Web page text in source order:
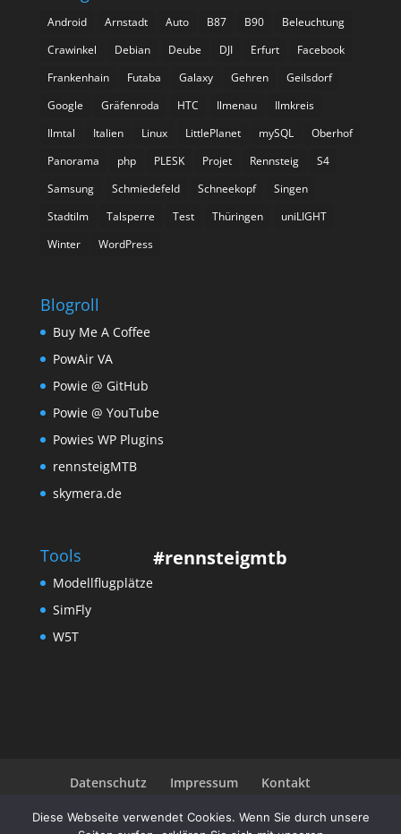
Android Arnstadt Auto B87 B90
Beleuchtung
Crawinkel
Debian Deube DJI Erfurt
Facebook
Frankenhain
Futaba Galaxy Gehren
Geilsdorf
Google
Gräfenroda HTC Ilmenau
Ilmkreis
Ilmtal
Italien Linux LittlePlanet mySQL
Oberhof
Panorama
php PLESK Projet Rennsteig
S4
Samsung
Schmiedefeld Schneekopf
Singen
Stadtilm
Talsperre Test Thüringen
uniLIGHT
Winter
WordPress
Blogroll
Buy Me A Coffee
PowAir VA
Powie @ GitHub
Powie @ YouTube
Powies WP Plugins
rennsteigMTB
skymera.de
Tools
Modellflugplätze
SimFly
W5T
#rennsteigmtb
Datenschutz Impressum
Kontakt
Diese Webseite verwendet Cookies. Wenn Sie durch unsere